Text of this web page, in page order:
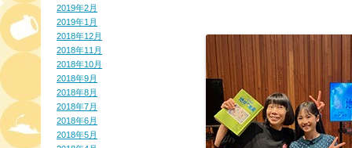
2019年2月
2019年1月
2018年12月
2018年11月
2018年10月
2018年9月
2018年8月
2018年7月
2018年6月
2018年5月